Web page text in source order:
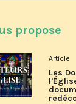
propose
Article
Les